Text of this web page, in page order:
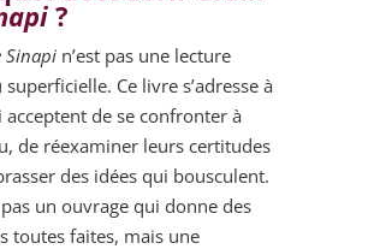
?
Sinapin’est pas une lecture
Ce livre s’adresse à
acceptent de se confronter à
de réexaminer leurs certitudes
des idées qui bousculent.
pas un ouvrage qui donne des
toutes faites, mais une